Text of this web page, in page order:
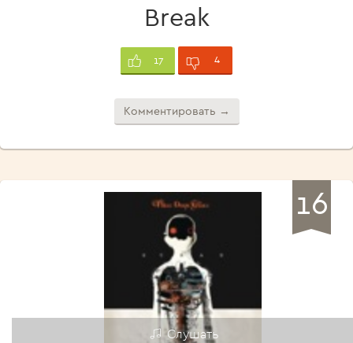
Break
17 4
Комментировать →
16
Слушать